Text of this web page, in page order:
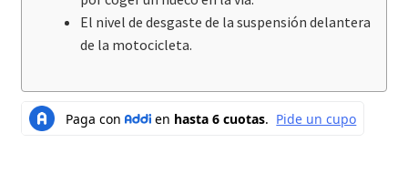
El nivel de desgaste de la suspensión delantera
de la motocicleta.